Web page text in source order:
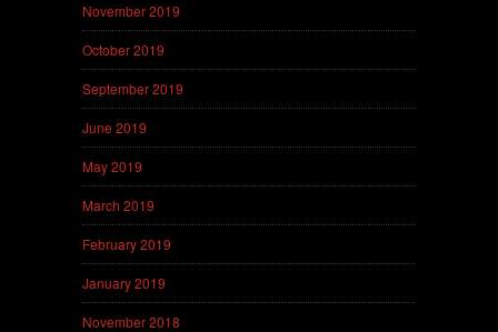
November 2019
October 2019
September 2019
June 2019
May 2019
March 2019
February 2019
January 2019
November 2018